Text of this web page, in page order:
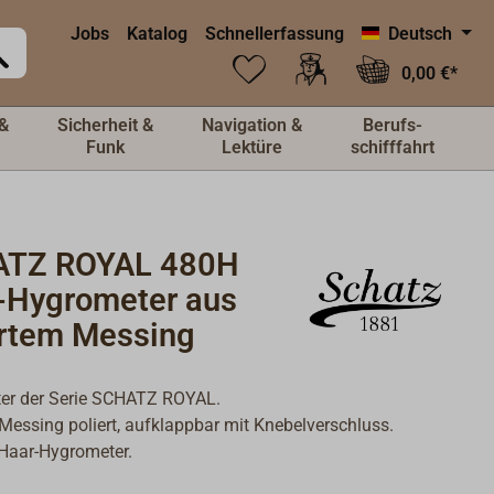
Jobs Katalog Schnellerfassung
Deutsch
0,00 €*
Sicherheit &
Funk
Navigation &
Lektüre
Berufs-
schifffahrt
ROYAL 480H
aus
Messing
der Serie SCHATZ ROYAL.
poliert, aufklappbar mit Knebelverschluss.
Hygrometer.